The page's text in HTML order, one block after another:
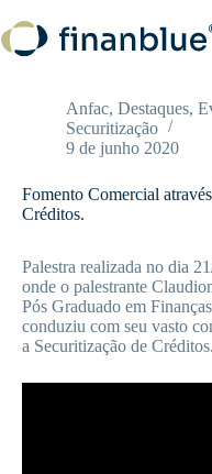
para
o
Anfac, Destaques,
Securitização
9 de junho 2020
Fomento Comercial
Créditos.
Palestra realizada no dia
onde o palestrante
Pós Graduado em
conduziu com seu vasto
a Securitização de Créditos.